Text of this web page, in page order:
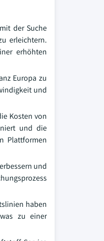
der Suche
erleichtern.
erhöhten
Europa zu
und
Kosten von
und die
Plattformen
und
haben
zu einer